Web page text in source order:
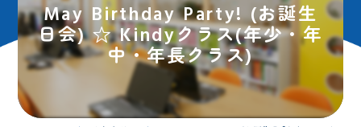
May Birthday Party! (お誕生
日会)‪ ☆ Kindyクラス(年少・年
中・年長クラス)